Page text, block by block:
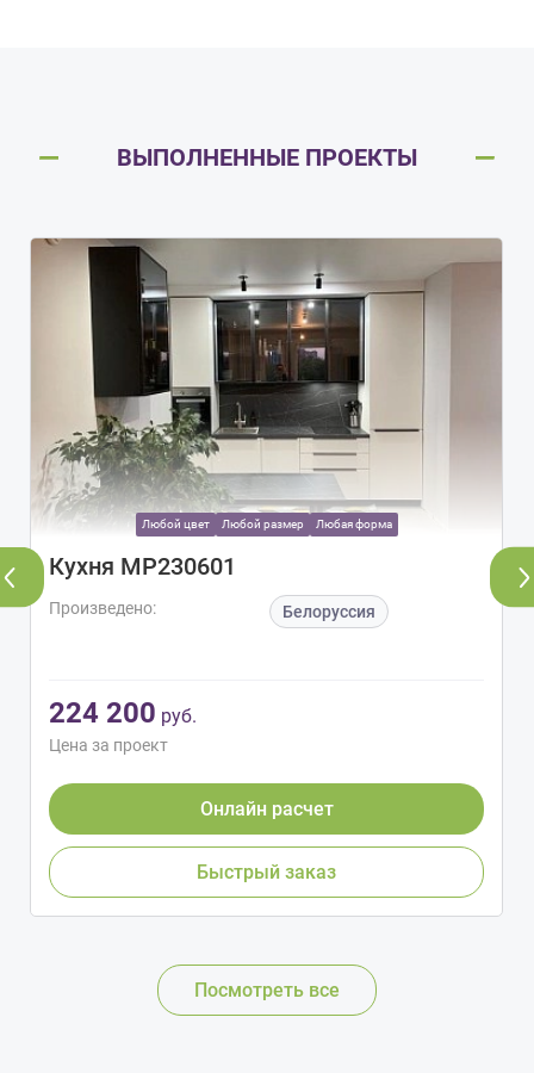
ВЫПОЛНЕННЫЕ ПРОЕКТЫ
Любой цвет Любой размер Любая форма
Кухня МР230601
Произведено: Белоруссия
224 200 руб.
Цена за проект
Онлайн расчет
Быстрый заказ
Посмотреть все